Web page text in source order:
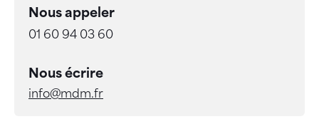
Nous appeler
01 60 94 03 60
Nous écrire
info@mdm.fr